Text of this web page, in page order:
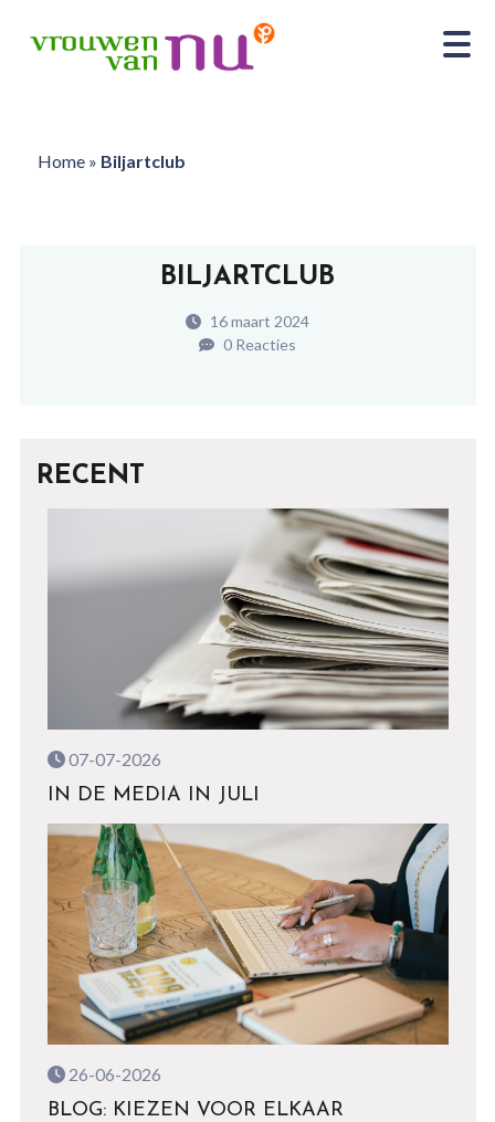
Home» Biljartclub
BILJARTCLUB
16 maart 2024
0 Reacties
RECENT
07-07-2026
IN DE MEDIA IN JULI
26-06-2026
BLOG: KIEZEN VOOR ELKAAR